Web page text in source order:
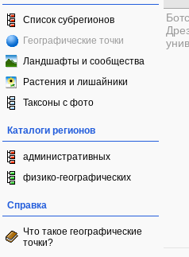
Список субрегионов
Географические точки
Ландшафты и сообщества
Растения и лишайники
Таксоны с фото
Каталоги регионов
административных
физико-географических
Справка
Что такое географические
точки?